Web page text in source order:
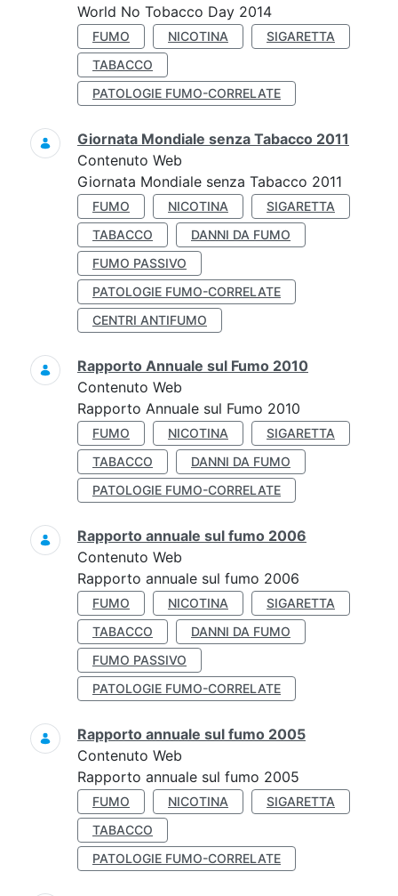
World No Tobacco Day 2014
FUMO NICOTINA
SIGARETTA
TABACCO
PATOLOGIE FUMO-CORRELATE
Giornata Mondiale senza Tabacco 2011
Contenuto Web
Giornata Mondiale senza Tabacco 2011
FUMO NICOTINA
SIGARETTA
TABACCO
DANNI DA FUMO
FUMO PASSIVO
PATOLOGIE FUMO-CORRELATE
CENTRI ANTIFUMO
Rapporto Annuale sul Fumo 2010
Contenuto Web
Rapporto Annuale sul Fumo 2010
FUMO NICOTINA
SIGARETTA
TABACCO
DANNI DA FUMO
PATOLOGIE FUMO-CORRELATE
Rapporto annuale sul fumo 2006
Contenuto Web
Rapporto annuale sul fumo 2006
FUMO NICOTINA
SIGARETTA
TABACCO
DANNI DA FUMO
FUMO PASSIVO
PATOLOGIE FUMO-CORRELATE
Rapporto annuale sul fumo 2005
Contenuto Web
Rapporto annuale sul fumo 2005
FUMO NICOTINA
SIGARETTA
TABACCO
PATOLOGIE FUMO-CORRELATE